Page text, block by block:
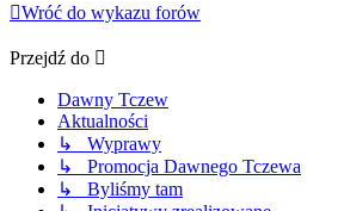
Wróć do wykazu forów
Przejdź do
Dawny Tczew
Aktualności
↳ Wyprawy
↳ Promocja Dawnego Tczewa
↳ Byliśmy tam